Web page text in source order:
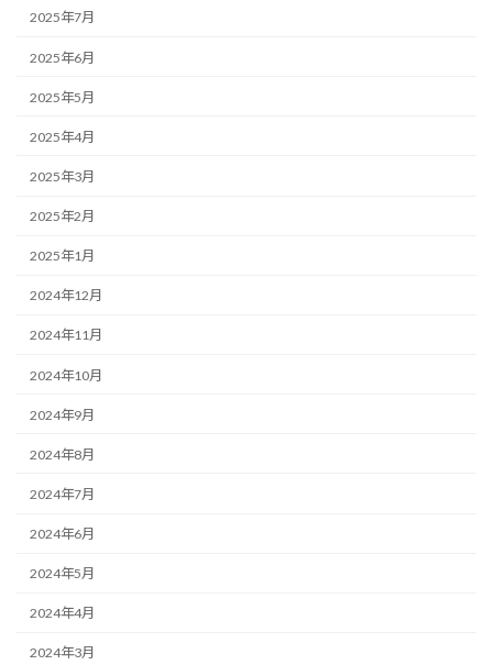
2025年7月
2025年6月
2025年5月
2025年4月
2025年3月
2025年2月
2025年1月
2024年12月
2024年11月
2024年10月
2024年9月
2024年8月
2024年7月
2024年6月
2024年5月
2024年4月
2024年3月